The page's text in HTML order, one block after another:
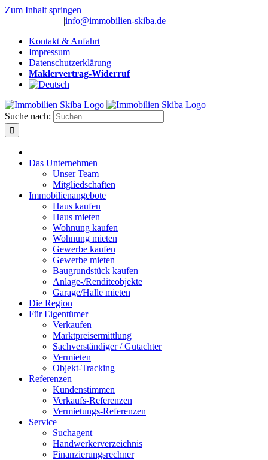
Zum Inhalt springen
|info@immobilien-skiba.de
Kontakt & Anfahrt
Impressum
Datenschutzerklärung
Maklervertrag-Widerruf
Suche nach:
Das Unternehmen
Unser Team
Mitgliedschaften
Immobilienangebote
Haus kaufen
Haus mieten
Wohnung kaufen
Wohnung mieten
Gewerbe kaufen
Gewerbe mieten
Baugrundstück kaufen
Anlage-/Renditeobjekte
Garage/Halle mieten
Die Region
Für Eigentümer
Verkaufen
Marktpreisermittlung
Sachverständiger / Gutachter
Vermieten
Objekt-Tracking
Referenzen
Kundenstimmen
Verkaufs-Referenzen
Vermietungs-Referenzen
Service
Suchagent
Handwerkerverzeichnis
Finanzierungsrechner